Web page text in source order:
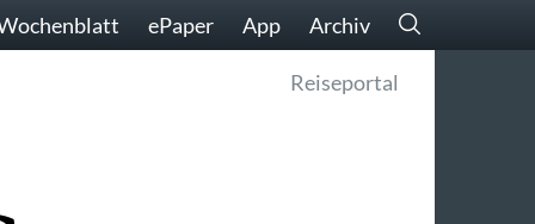
ePaper App Archiv
Reiseportal